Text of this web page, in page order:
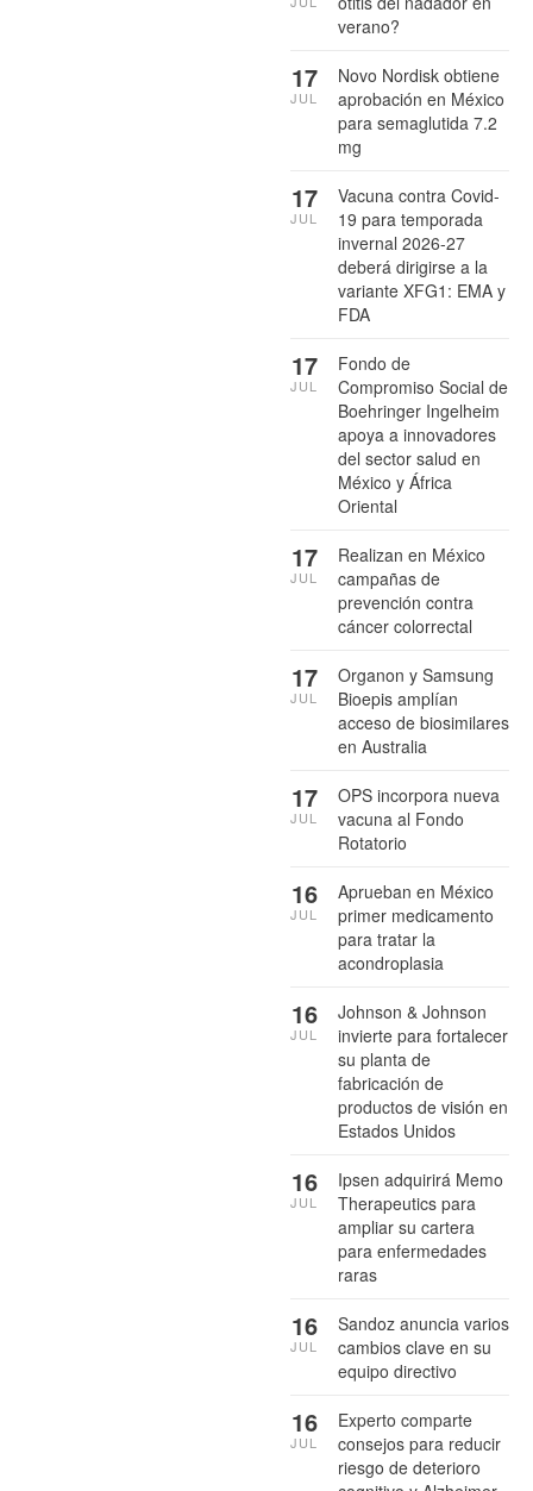
verano?
Novo Nordisk obtiene
aprobación en México
para semaglutida 7.2
mg
17
JUL
Vacuna contra Covid-
19 para temporada
invernal 2026-27
deberá dirigirse a la
variante XFG1: EMA y
FDA
17
JUL
Fondo de
Compromiso Social de
Boehringer Ingelheim
apoya a innovadores
del sector salud en
México y África
Oriental
17
JUL
Realizan en México
campañas de
prevención contra
cáncer colorrectal
17
JUL
Organon y Samsung
Bioepis amplían
acceso de biosimilares
en Australia
17
JUL
OPS incorpora nueva
vacuna al Fondo
Rotatorio
17
JUL
Aprueban en México
primer medicamento
para tratar la
acondroplasia
16
JUL
Johnson & Johnson
invierte para fortalecer
su planta de
fabricación de
productos de visión en
Estados Unidos
16
JUL
Ipsen adquirirá Memo
Therapeutics para
ampliar su cartera
para enfermedades
raras
16
JUL
Sandoz anuncia varios
cambios clave en su
equipo directivo
16
JUL
Experto comparte
consejos para reducir
riesgo de deterioro
16
JUL